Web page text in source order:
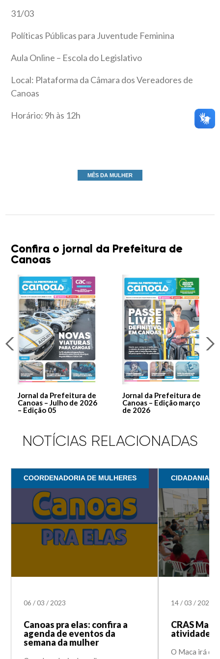
31/03
Políticas Públicas para Juventude Feminina
Aula Online – Escola do Legislativo
Local: Plataforma da Câmara dos Vereadores de
Canoas
Horário: 9h às 12h
MÊS DA MULHER
Confira o jornal da Prefeitura de
Canoas
Jornal da Prefeitura de
Canoas – Julho de 2026
– Edição 05
Jornal da Prefeitura de
Canoas – Edição março
de 2026
NOTÍCIAS RELACIONADAS
COORDENADORIA DE MULHERES
06/03/ 2023
Canoas pra elas: confira a
agenda de eventos da
semana da mulher
CIDADANIA /
14/03/ 2022
CRAS
atividades
O Maca irá